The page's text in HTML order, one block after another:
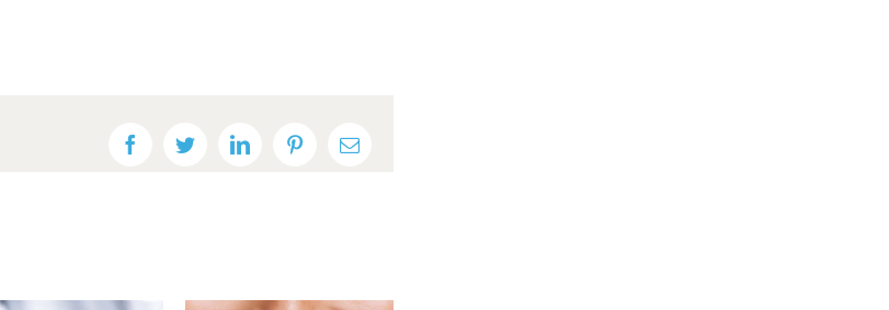
FacebookTwitterLinkedInPinterestE-